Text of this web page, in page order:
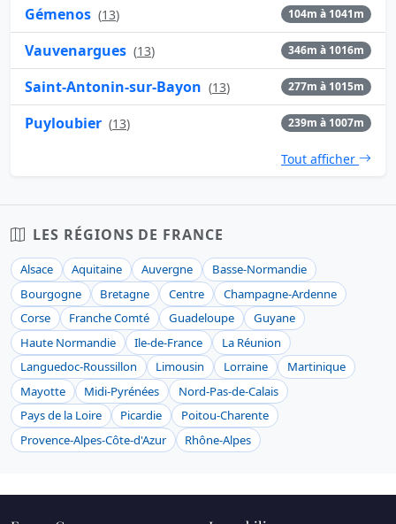
Gémenos (13) 104m à 1041m
Vauvenargues (13) 346m à 1016m
Saint-Antonin-sur-Bayon (13) 277m à 1015m
Puyloubier (13) 239m à 1007m
Tout afficher
LES RÉGIONS DE FRANCE
Alsace Aquitaine Auvergne
Basse-Normandie
Bourgogne
Bretagne Centre
Champagne-Ardenne
Corse
Franche Comté Guadeloupe
Guyane
Haute Normandie
Ile-de-France
La Réunion
Languedoc-Roussillon
Limousin Lorraine
Martinique
Mayotte
Midi-Pyrénées
Nord-Pas-de-Calais
Pays de la Loire
Picardie
Poitou-Charente
Provence-Alpes-Côte-d'Azur
Rhône-Alpes